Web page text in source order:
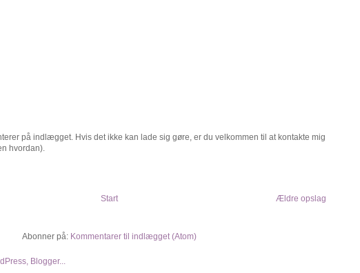
på indlægget. Hvis det ikke kan lade sig gøre, er du velkommen til at kontakte mig
hvordan).
Ældre opslag
Start
Abonner på: Kommentarer til indlægget (Atom)